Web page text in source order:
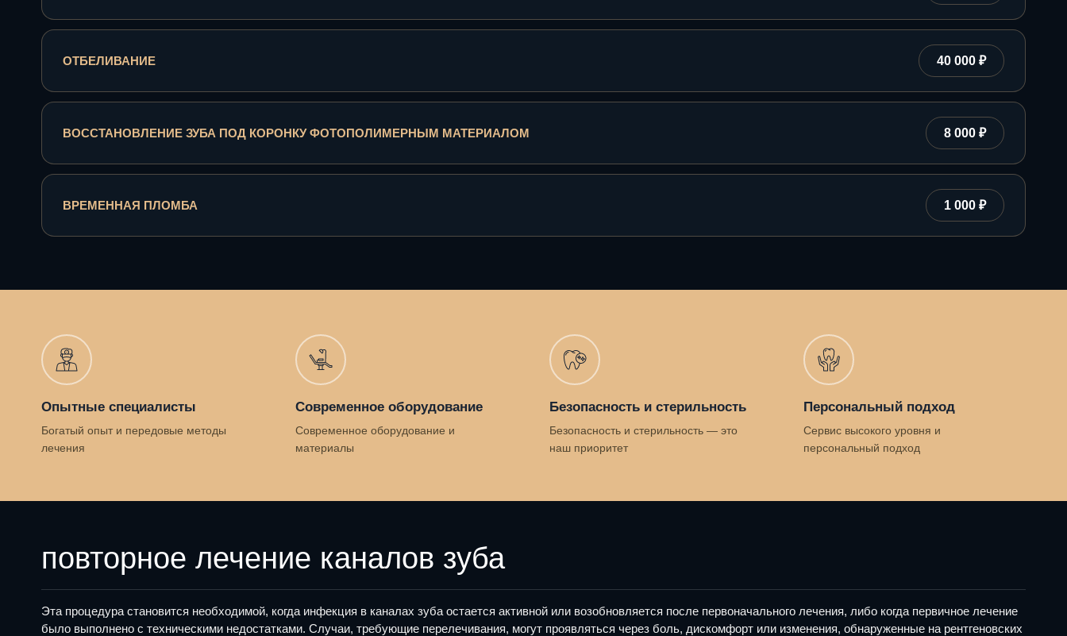
ОТБЕЛИВАНИЕ 40 000 ₽
ВОССТАНОВЛЕНИЕ ЗУБА ПОД КОРОНКУ ФОТОПОЛИМЕРНЫМ МАТЕРИАЛОМ 8 000 ₽
ВРЕМЕННАЯ ПЛОМБА 1 000 ₽
Опытные специалисты
Богатый опыт и передовые методы
лечения
Современное оборудование
Современное оборудование и
материалы
Безопасность и стерильность
Безопасность и стерильность — это
наш приоритет
Персональный подход
Сервис высокого уровня и
персональный подход
повторное лечение каналов зуба
Эта процедура становится необходимой, когда инфекция в каналах зуба остается активной или возобновляется после первоначального лечения, либо когда первичное лечение
было выполнено с техническими недостатками. Случаи, требующие перелечивания, могут проявляться через боль, дискомфорт или изменения, обнаруженные на рентгеновских